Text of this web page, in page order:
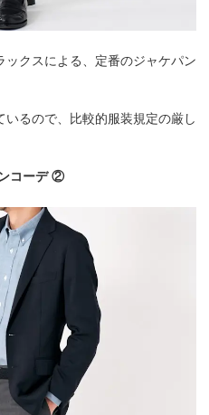
クスによる、定番のジャケパン
るので、比較的服装規定の厳し
コーデ ②